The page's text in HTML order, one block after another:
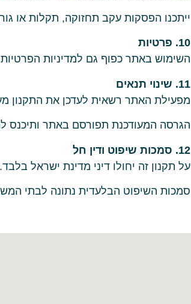
ייתכנו הפסקות עקב תחזוקה, תקלות או
10. פרטיות
השימוש באתר כפוף גם למדיניות
11. שינוי תנאים
מפעילת האתר רשאית לעדכן את התקנון
הגרסה המעודכנת תפורסם באתר ותיכנס
12. סמכות שיפוט ודין חל
על תקנון זה יחולו דיני מדינת ישראל בלבד.
סמכות השיפוט הבלעדית נתונה לבתי